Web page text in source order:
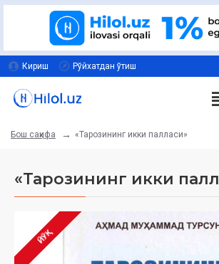
Кириш Рўйхатдан ўтиш
Бош саҳифа «Тарозининг икки палласи»
«Тарозининг икки
ЙЎҚ